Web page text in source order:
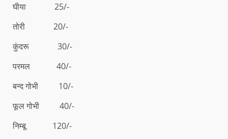
घीया 25/-
तोरी 20/-
कुंदरू 30/-
परमल 40/-
बन्द गोभी 10/-
फूल गोभी 40/-
निम्बू 120/-